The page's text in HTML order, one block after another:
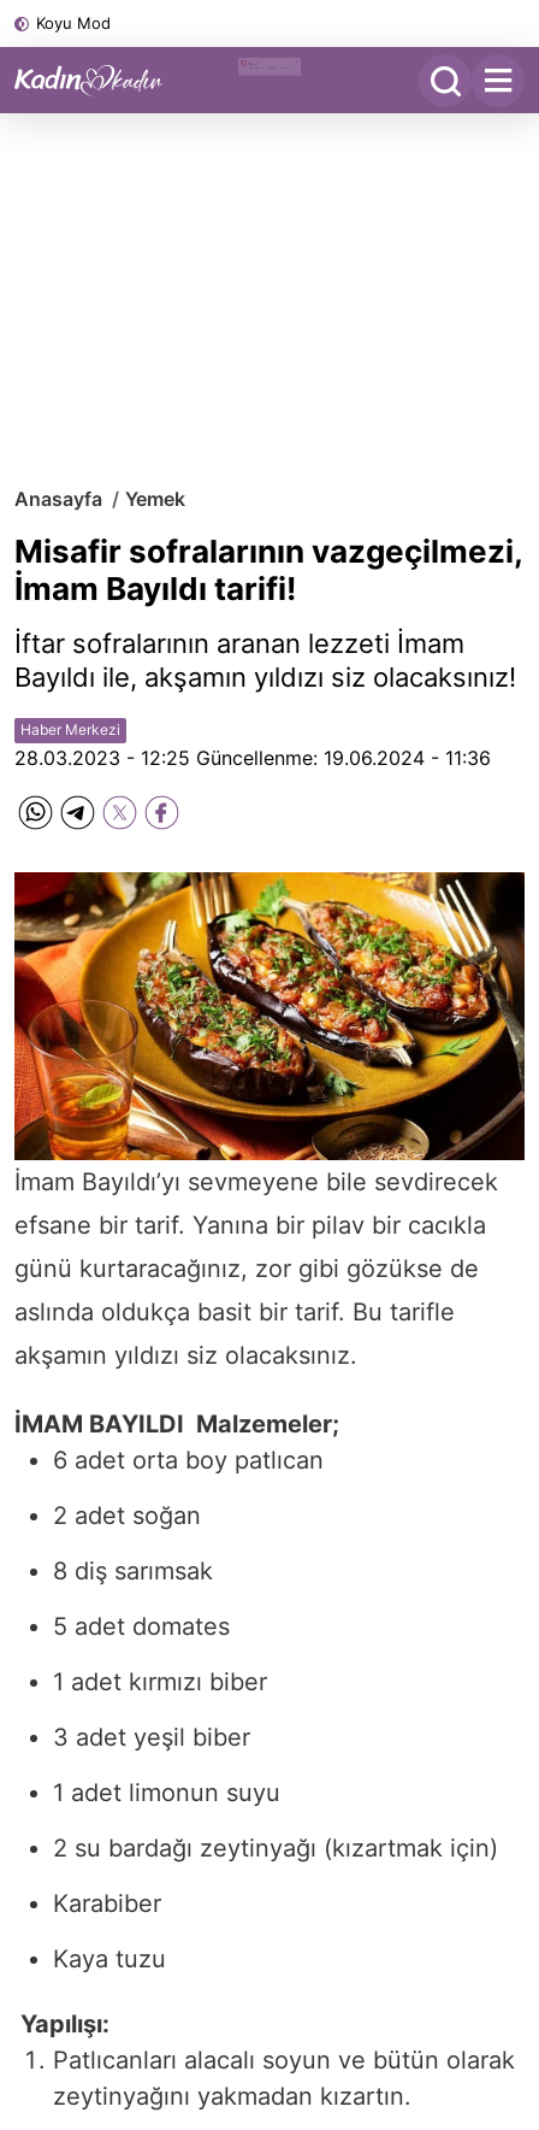
Koyu Mod
Anasayfa Yemek
Misafir sofralarının vazgeçilmezi,
İmam Bayıldı tarifi!
İftar sofralarının aranan lezzeti İmam
Bayıldı ile, akşamın yıldızı siz olacaksınız!
Haber Merkezi
28.03.2023 - 12:25 Güncellenme: 19.06.2024 - 11:36
İmam Bayıldı’yı sevmeyene bile sevdirecek
efsane bir tarif. Yanına bir pilav bir cacıkla
günü kurtaracağınız, zor gibi gözükse de
aslında oldukça basit bir tarif. Bu tarifle
akşamın yıldızı siz olacaksınız.
İMAM BAYILDI Malzemeler;
6 adet orta boy patlıcan
2 adet soğan
8 diş sarımsak
5 adet domates
1 adet kırmızı biber
3 adet yeşil biber
1 adet limonun suyu
2 su bardağı zeytinyağı (kızartmak için)
Karabiber
Kaya tuzu
Yapılışı:
Patlıcanları alacalı soyun ve bütün olarak
zeytinyağını yakmadan kızartın.